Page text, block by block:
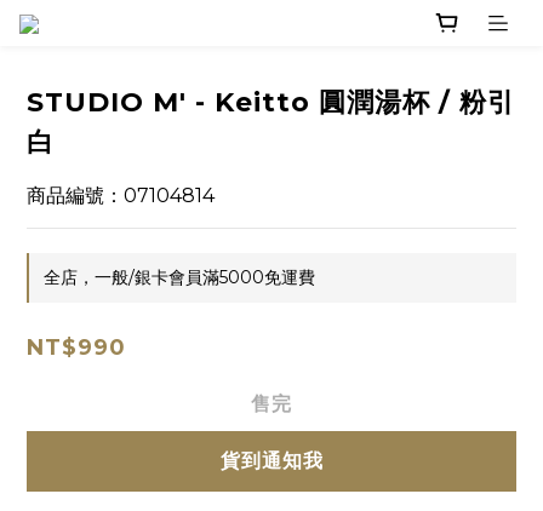
STUDIO M' - Keitto 圓潤湯杯 / 粉引
白
商品編號：07104814
全店，一般/銀卡會員滿5000免運費
NT$990
售完
貨到通知我